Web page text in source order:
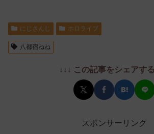
にじさんじ ホロライブ
八都宿ねね
↓↓↓ この記事をシェアす
スポンサーリンク